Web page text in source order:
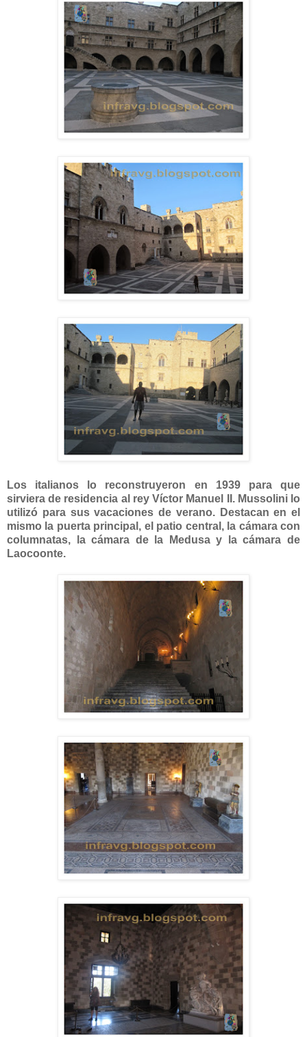
Los italianos lo reconstruyeron en 1939 para que
sirviera de residencia al rey Víctor Manuel II. Mussolini lo
utilizó para sus vacaciones de verano. Destacan en el
mismo la puerta principal, el patio central, la cámara con
columnatas, la cámara de la Medusa y la cámara de
Laocoonte.